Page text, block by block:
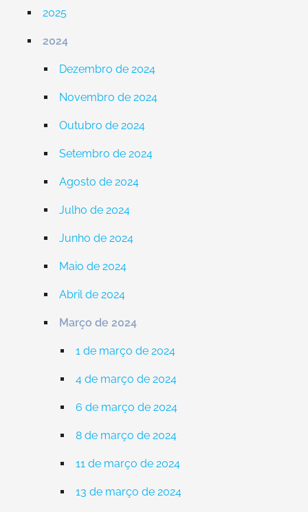
2025
2024
Dezembro de 2024
Novembro de 2024
Outubro de 2024
Setembro de 2024
Agosto de 2024
Julho de 2024
Junho de 2024
Maio de 2024
Abril de 2024
Março de 2024
1 de março de 2024
4 de março de 2024
6 de março de 2024
8 de março de 2024
11 de março de 2024
13 de março de 2024